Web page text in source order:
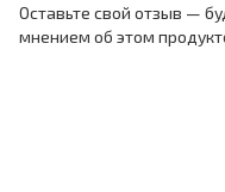
Оставьте свой отзыв —
мнением об этом